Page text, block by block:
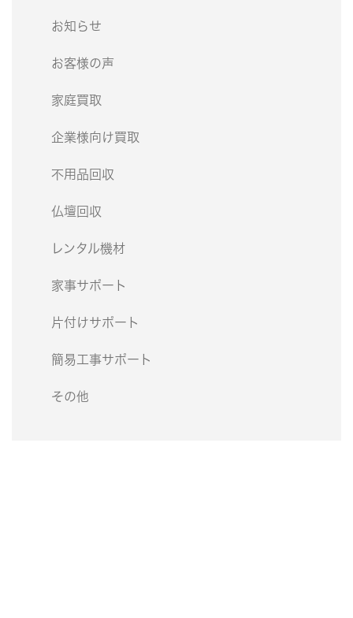
お知らせ
お客様の声
家庭買取
企業様向け買取
不用品回収
仏壇回収
レンタル機材
家事サポート
片付けサポート
簡易工事サポート
その他